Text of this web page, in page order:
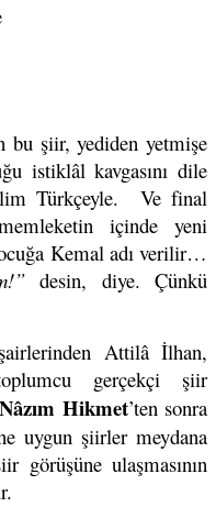
şiir, yediden yetmişe
istiklâl kavgasını dile
Türkçeyle. Ve final
içinde yeni
Kemal adı verilir…
desin, diye. Çünkü
Attilâ İlhan,
gerçekçi şiir
Nâzım Hikmet’ten sonra
uygun şiirler meydana
görüşüne ulaşmasının